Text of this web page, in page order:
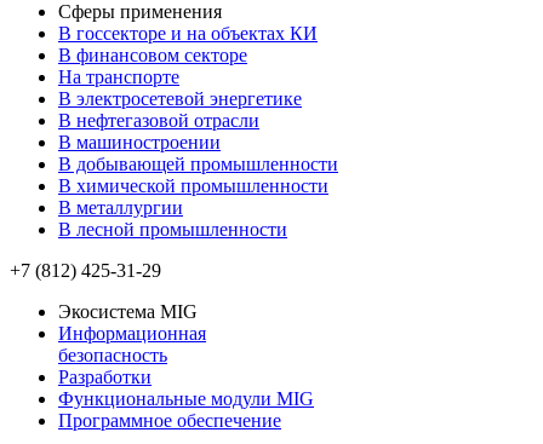
Сферы применения
В госсекторе и на объектах КИ
В финансовом секторе
На транспорте
В электросетевой энергетике
В нефтегазовой отрасли
В машиностроении
В добывающей промышленности
В химической промышленности
В металлургии
В лесной промышленности
+7 (812) 425-31-29
Экосистема MIG
Информационная
безопасность
Разработки
Функциональные модули MIG
Программное обеспечение